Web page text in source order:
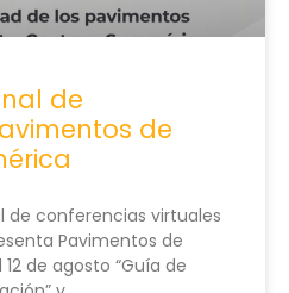
de
de
de conferencias virtuales
Pavimentos de
de agosto “Guía de